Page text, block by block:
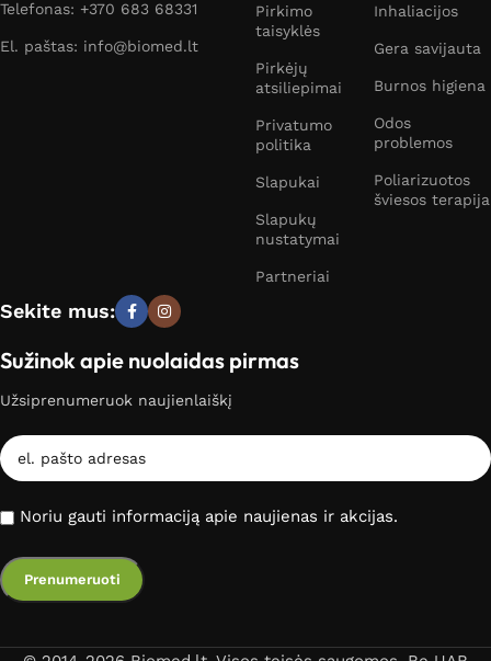
Telefonas: +370 683 68331
El. paštas: info@biomed.lt
Pirkimo
taisyklės
Pirkėjų
atsiliepimai
Privatumo
politika
Slapukai
Slapukų
nustatymai
Partneriai
Inhaliacijos
Gera savijauta
Burnos higiena
Odos
problemos
Poliarizuotos
šviesos terapija
Sekite mus:
Sužinok apie nuolaidas pirmas
Užsiprenumeruok naujienlaiškį
Noriu gauti informaciją apie naujienas ir akcijas.